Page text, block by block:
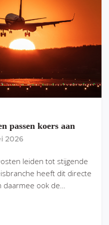
passen koers aan
2026
leiden tot stijgende
heeft dit directe
ook de…